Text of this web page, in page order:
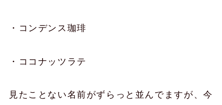
・コンデンス珈琲
・ココナッツラテ
見たことない名前がずらっと並んでますが、今